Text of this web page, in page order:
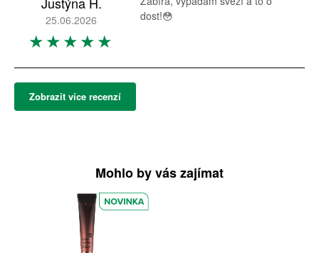
25.06.2026
dost!😳
Zobrazit více recenzí
Mohlo by vás zajímat